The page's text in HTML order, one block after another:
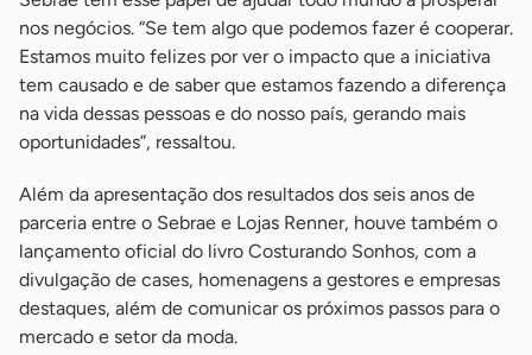
nos negócios. “Se tem algo que podemos fazer é cooperar.
Estamos muito felizes por ver o impacto que a iniciativa
tem causado e de saber que estamos fazendo a diferença
na vida dessas pessoas e do nosso país, gerando mais
oportunidades”, ressaltou.
Além da apresentação dos resultados dos seis anos de
parceria entre o Sebrae e Lojas Renner, houve também o
lançamento oficial do livro Costurando Sonhos, com a
divulgação de cases, homenagens a gestores e empresas
destaques, além de comunicar os próximos passos para o
mercado e setor da moda.